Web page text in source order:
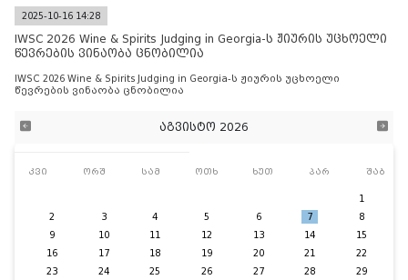
2025-10-16 14:28
IWSC 2026 Wine & Spirits Judging in Georgia-ს ჟიურის უცხოელი
წევრების ვინაობა ცნობილია
IWSC 2026 Wine & Spirits Judging in Georgia-ს ჟიურის უცხოელი
წევრების ვინაობა ცნობილია
აგვისტო 2026
კვი ორშ სამ ოთხ ხუთ პარ შაბ
1
2
3 4 5 6 7
8
9
10 11 12 13 14
15
16
17 18 19 20 21
22
23
24 25 26 27 28
29